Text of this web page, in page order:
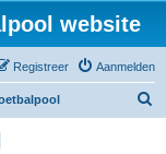
website
Aanmelden
Registreer